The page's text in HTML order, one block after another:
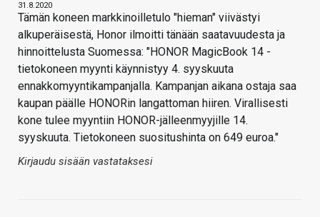
31.8.2020
Tämän koneen markkinoilletulo "hieman" viivästyi
alkuperäisestä, Honor ilmoitti tänään saatavuudesta ja
hinnoittelusta Suomessa: "HONOR MagicBook 14 -
tietokoneen myynti käynnistyy 4. syyskuuta
ennakkomyyntikampanjalla. Kampanjan aikana ostaja saa
kaupan päälle HONORin langattoman hiiren. Virallisesti
kone tulee myyntiin HONOR-jälleenmyyjille 14.
syyskuuta. Tietokoneen suositushinta on 649 euroa."
Kirjaudu sisään vastataksesi